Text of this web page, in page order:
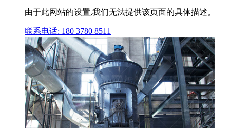
由于此网站的设置,我们无法提供该页面的具体描述。
联系电话: 180 3780 8511